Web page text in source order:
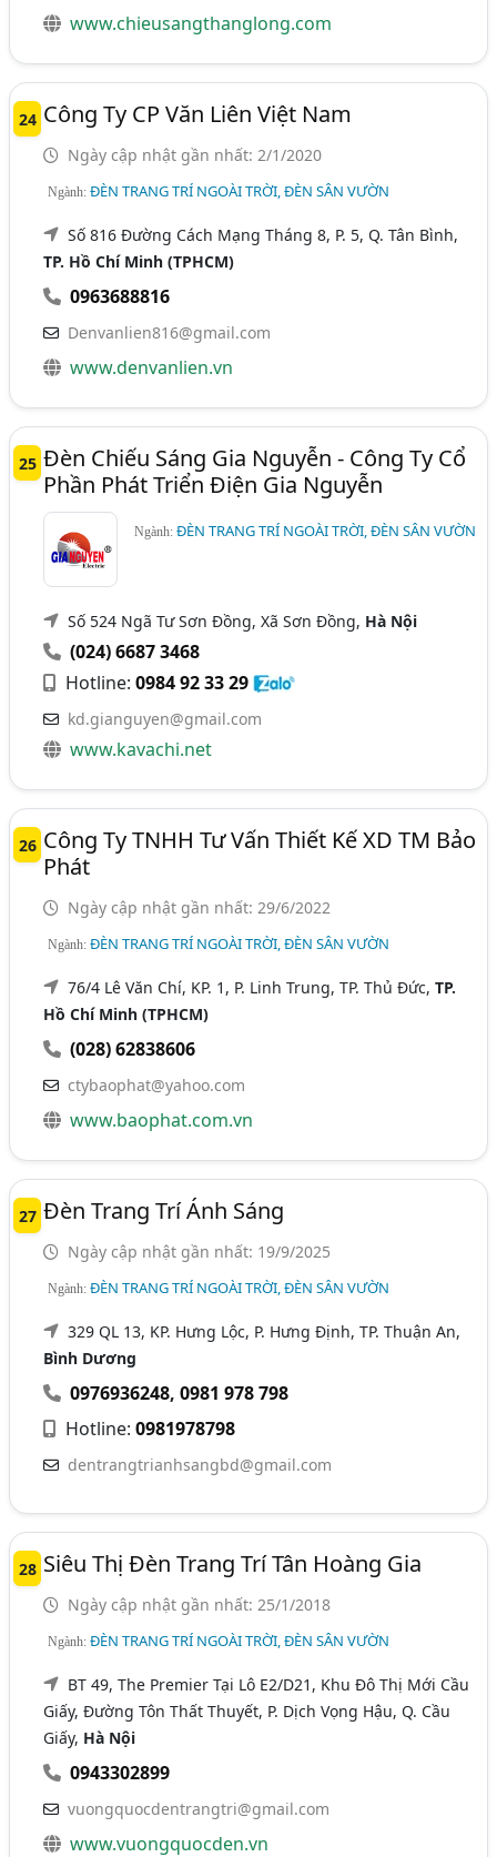
www.chieusangthanglong.com
24 Công Ty CP Văn Liên Việt Nam
Ngày cập nhật gần nhất: 2/1/2020
Ngành:ĐÈN TRANG TRÍ NGOÀI TRỜI, ĐÈN SÂN VƯỜN
Số 816 Đường Cách Mạng Tháng 8, P. 5, Q. Tân Bình,
TP. Hồ Chí Minh (TPHCM)
0963688816
Denvanlien816@gmail.com
www.denvanlien.vn
25 Đèn Chiếu Sáng Gia Nguyễn - Công Ty Cổ
Phần Phát Triển Điện Gia Nguyễn
Ngành:ĐÈN TRANG TRÍ NGOÀI TRỜI, ĐÈN SÂN VƯỜN
Số 524 Ngã Tư Sơn Đồng, Xã Sơn Đồng, Hà Nội
(024) 6687 3468
Hotline:0984 92 33 29
kd.gianguyen@gmail.com
www.kavachi.net
26 Công Ty TNHH Tư Vấn Thiết Kế XD TM Bảo
Phát
Ngày cập nhật gần nhất: 29/6/2022
Ngành:ĐÈN TRANG TRÍ NGOÀI TRỜI, ĐÈN SÂN VƯỜN
76/4 Lê Văn Chí, KP. 1, P. Linh Trung, TP. Thủ Đức,TP.
Hồ Chí Minh (TPHCM)
(028) 62838606
ctybaophat@yahoo.com
www.baophat.com.vn
27 Đèn Trang Trí Ánh Sáng
Ngày cập nhật gần nhất: 19/9/2025
Ngành:ĐÈN TRANG TRÍ NGOÀI TRỜI, ĐÈN SÂN VƯỜN
329 QL 13, KP. Hưng Lộc, P. Hưng Định, TP. Thuận An,
Bình Dương
0976936248,0981 978 798
Hotline:0981978798
dentrangtrianhsangbd@gmail.com
28 Siêu Thị Đèn Trang Trí Tân Hoàng Gia
Ngày cập nhật gần nhất: 25/1/2018
Ngành:ĐÈN TRANG TRÍ NGOÀI TRỜI, ĐÈN SÂN VƯỜN
BT 49, The Premier Tại Lô E2/D21, Khu Đô Thị Mới Cầu
Giấy, Đường Tôn Thất Thuyết, P. Dịch Vọng Hậu, Q. Cầu
Giấy, Hà Nội
0943302899
vuongquocdentrangtri@gmail.com
www.vuongquocden.vn